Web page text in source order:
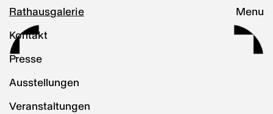
Rathausgalerie
Kontakt
Presse
Ausstellungen
Veranstaltungen
Menu